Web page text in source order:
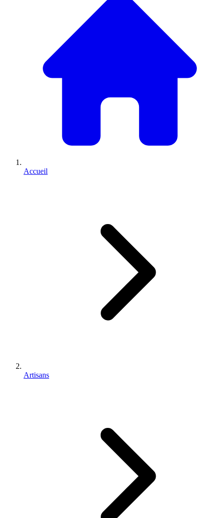
Accueil
Artisans